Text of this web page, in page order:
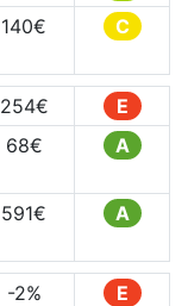
140€ C
254€
E
68€ A
591€ A
-2% E